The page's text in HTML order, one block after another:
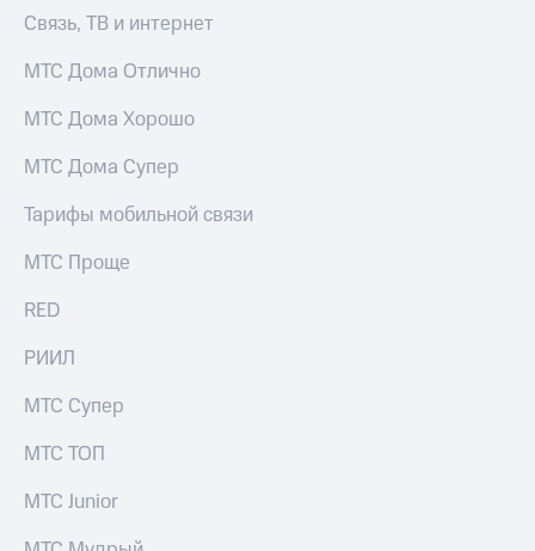
Связь, ТВ и интернет
МТС Дома Отлично
МТС Дома Хорошо
МТС Дома Супер
Тарифы мобильной связи
МТС Проще
RED
РИИЛ
МТС Супер
МТС ТОП
МТС Junior